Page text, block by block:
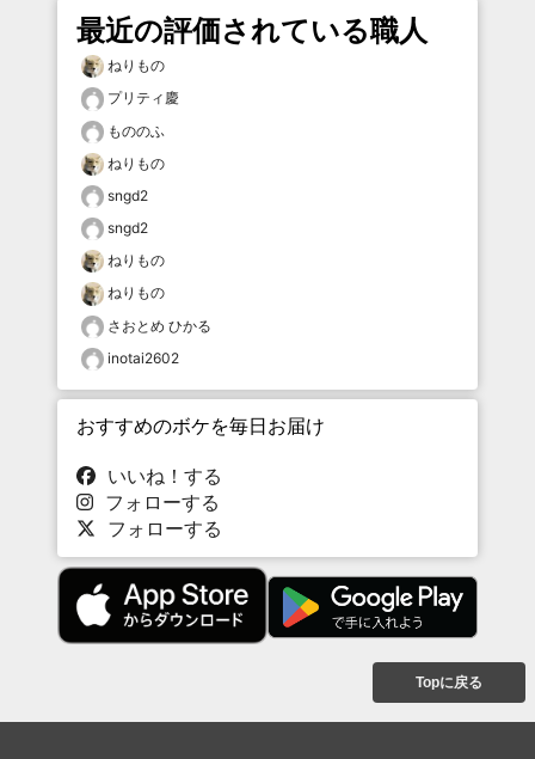
最近の評価されている職人
ねりもの
プリティ慶
もののふ
ねりもの
sngd2
sngd2
ねりもの
ねりもの
さおとめ ひかる
inotai2602
おすすめのボケを毎日お届け
いいね！する
フォローする
フォローする
Topに戻る